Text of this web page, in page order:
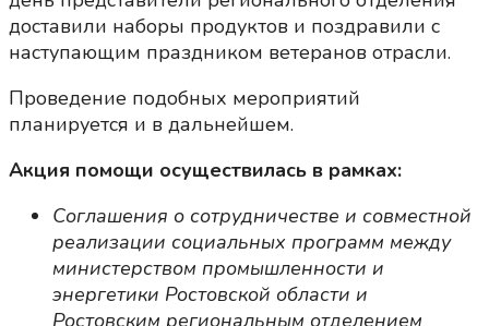
доставили наборы продуктов и поздравили с
наступающим праздником ветеранов отрасли.
Проведение подобных мероприятий
планируется и в дальнейшем.
Акция помощи осуществилась в рамках:
Соглашения о сотрудничестве и совместной
реализации социальных программ между
министерством промышленности и
энергетики Ростовской области и